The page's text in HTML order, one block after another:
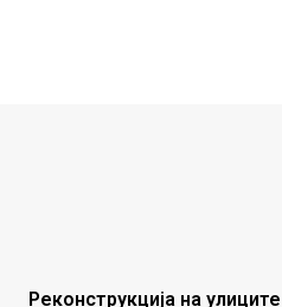
Реконструкција на улиците